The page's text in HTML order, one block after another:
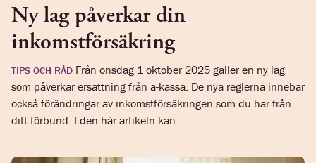
Ny lag påverkar din
inkomstförsäkring
TIPS OCH RÅD Från onsdag 1 oktober 2025 gäller en ny lag
som påverkar ersättning från a-kassa. De nya reglerna innebär
också förändringar av inkomstförsäkringen som du har från
ditt förbund. I den här artikeln kan...